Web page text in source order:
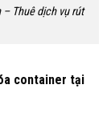
Thuê dịch vụ rút
container tại